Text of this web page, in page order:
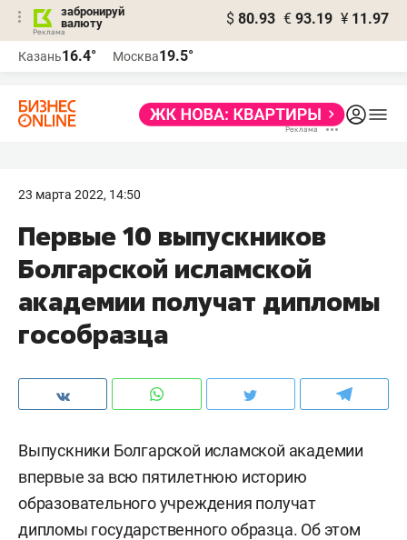
забронируй
валюту
$ 80.93 € 93.19 ¥ 11.97
Казань16.4° Москва19.5°
23 марта 2022, 14:50
Первые 10 выпускников
Болгарской исламской
академии получат дипломы
гособразца
Выпускники Болгарской исламской академии
впервые за всю пятилетнюю историю
образовательного учреждения получат
дипломы государственного образца. Об этом